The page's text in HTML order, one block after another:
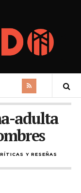
adulta
Y RESEÑAS